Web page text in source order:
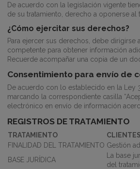
De acuerdo con la legislación vigente
de su tratamiento, derecho a oponerse
¿Cómo ejercitar sus derechos?
Para ejercer sus derechos, debe
competente para obtener información
Recuerde acompañar una copia de un
Consentimiento para envío de
De acuerdo con lo establecido en la
marcando la correspondiente casilla
electrónico en envío de información
REGISTROS DE TRATAMIENTO
TRATAMIENTO
FINALIDAD DEL TRATAMIENTO Gestión
BASE JURÍDICA
La base
del